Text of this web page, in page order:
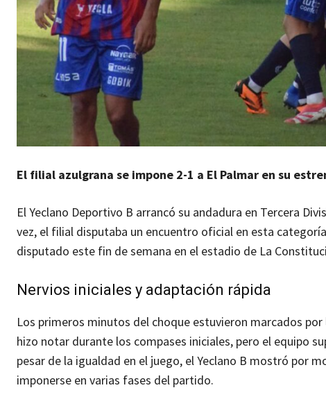
El filial azulgrana se impone 2-1 a El Palmar en su
El Yeclano Deportivo B arrancó su andadura en Tercera
vez, el filial disputaba un encuentro oficial en esta
disputado este fin de semana en el estadio de La
Nervios iniciales y adaptación rápida
Los primeros minutos del choque estuvieron marcados
hizo notar durante los compases iniciales, pero el equipo
pesar de la igualdad en el juego, el Yeclano B mostró por
imponerse en varias fases del partido.